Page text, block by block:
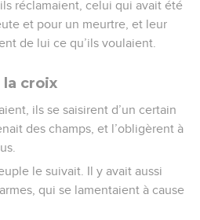
réclamaient, celui qui avait été
et pour un meurtre, et leur
de lui ce qu’ils voulaient.
la croix
ils se saisirent d’un certain
des champs, et l’obligèrent à
le suivait. Il y avait aussi
qui se lamentaient à cause